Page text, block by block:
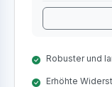
Robuster und
Erhöhte